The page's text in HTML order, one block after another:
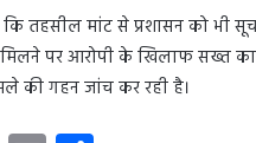
कि तहसील मांट से प्रशासन को भी
पर आरोपी के खिलाफ सख्त
की गहन जांच कर रही है।